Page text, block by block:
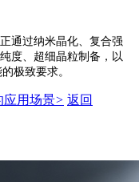
正通过纳米晶化、复合强
度、超细晶粒制备，以
极致要求。
应用场景> 返回